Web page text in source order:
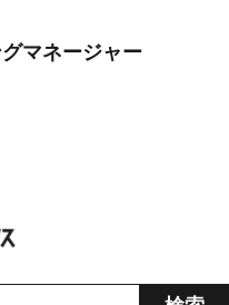
マネージャー